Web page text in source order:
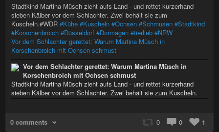
Stadtkind Martina Müsch zieht aufs Land - und rettet kurzerhand
sieben Kälber vor dem Schlachter. Zwei behält sie zum
Kuscheln.#WDR #Kühe #Kuscheln #Ochsen #Schmusen #Stadtkind
#Korschenbroich #Düsseldorf #Dormagen #tierlieb #NRW
Vor dem Schlachter gerettet: Warum Martina Müsch in
Korschenbroich mit Ochsen schmust
Vor dem Schlachter gerettet: Warum Martina Müsch in
Korschenbroich mit Ochsen schmust
Stadtkind Martina Müsch zieht aufs Land - und rettet kurzerhand
sieben Kälber vor dem Schlachter. Zwei behält sie zum Kuscheln.
0 comments 0 0 1